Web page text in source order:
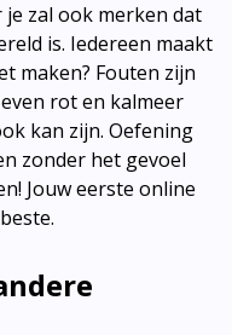
zal ook merken dat
is. Iedereen maakt
maken? Fouten zijn
rot en kalmeer
kan zijn. Oefening
zonder het gevoel
Jouw eerste online